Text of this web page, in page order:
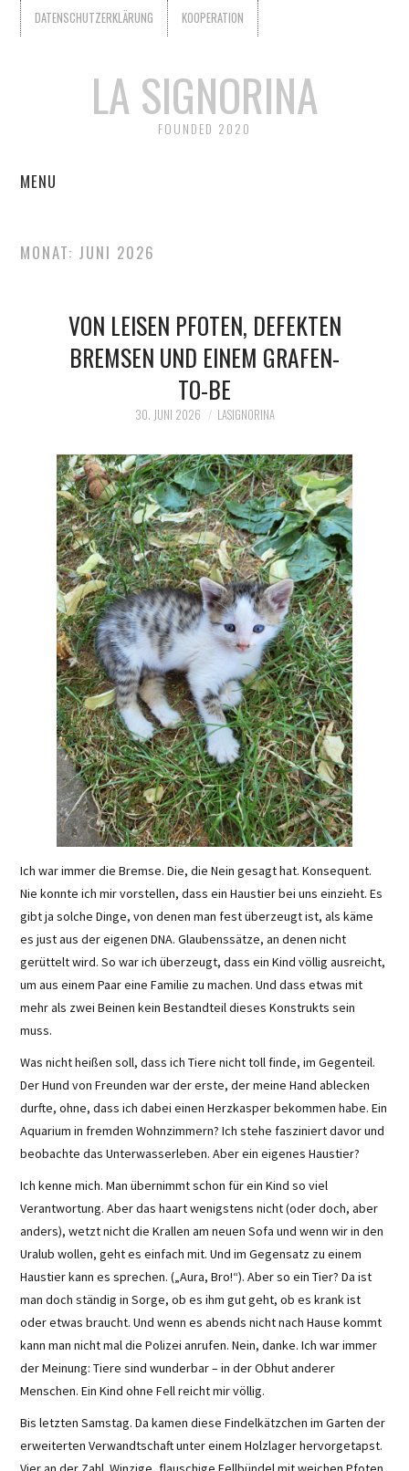
DATENSCHUTZERKLÄRUNG KOOPERATION
LA SIGNORINA
FOUNDED 2020
MENU
WER IST LA SIGNORINA?
DATENSCHUTZERKLÄRUNG
MONAT: JUNI 2026
VON LEISEN PFOTEN, DEFEKTEN
BREMSEN UND EINEM GRAFEN-
TO-BE
30. JUNI 2026 LASIGNORINA
Ich war immer die Bremse. Die, die Nein gesagt hat. Konsequent.
Nie konnte ich mir vorstellen, dass ein Haustier bei uns einzieht. Es
gibt ja solche Dinge, von denen man fest überzeugt ist, als käme
es just aus der eigenen DNA. Glaubenssätze, an denen nicht
gerüttelt wird. So war ich überzeugt, dass ein Kind völlig ausreicht,
um aus einem Paar eine Familie zu machen. Und dass etwas mit
mehr als zwei Beinen kein Bestandteil dieses Konstrukts sein
muss.
Was nicht heißen soll, dass ich Tiere nicht toll finde, im Gegenteil.
Der Hund von Freunden war der erste, der meine Hand ablecken
durfte, ohne, dass ich dabei einen Herzkasper bekommen habe. Ein
Aquarium in fremden Wohnzimmern? Ich stehe fasziniert davor und
beobachte das Unterwasserleben. Aber ein eigenes Haustier?
Ich kenne mich. Man übernimmt schon für ein Kind so viel
Verantwortung. Aber das haart wenigstens nicht (oder doch, aber
anders), wetzt nicht die Krallen am neuen Sofa und wenn wir in den
Uralub wollen, geht es einfach mit. Und im Gegensatz zu einem
Haustier kann es sprechen. („Aura, Bro!“). Aber so ein Tier? Da ist
man doch ständig in Sorge, ob es ihm gut geht, ob es krank ist
oder etwas braucht. Und wenn es abends nicht nach Hause kommt
kann man nicht mal die Polizei anrufen. Nein, danke. Ich war immer
der Meinung: Tiere sind wunderbar – in der Obhut anderer
Menschen. Ein Kind ohne Fell reicht mir völlig.
Bis letzten Samstag. Da kamen diese Findelkätzchen im Garten der
erweiterten Verwandtschaft unter einem Holzlager hervorgetapst.